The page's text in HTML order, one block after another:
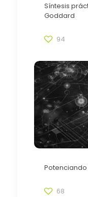
Síntesis
Goddard
94
68